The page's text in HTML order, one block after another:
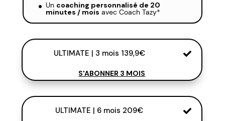
Un coaching personnalisé de 20
minutes / mois avec Coach Tazy*
ULTIMATE | 3 mois 139,9€
S'ABONNER 3 MOIS
ULTIMATE | 6 mois 209€